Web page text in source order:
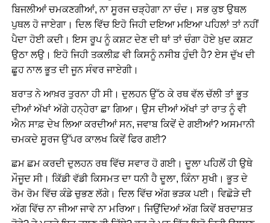
ਬਿਜਲੀਆਂ ਚਮਕਣਗੀਆਂ, ਨਾ ਸੂਰਜ ਚੜ੍ਹੇਗਾ ਨਾ ਚੰਦ। ਸਭ ਕੁਝ ਉਥਲ
ਪੁਥਲ ਹੋ ਜਾਏਗਾ। ਦਿਲ ਵਿੱਚ ਇਹੋ ਜਿਹੀ ਦਇਆ ਮਇਆ ਪਹਿਲਾਂ ਤਾਂ ਨਹੀਂ
ਪੈਦਾ ਹੋਈ ਕਦੀ। ਇਸ ਰੂਪ ਨੂੰ ਕਸ਼ਟ ਦੇਣ ਦੀ ਥਾਂ ਤਾਂ ਚੰਗਾ ਹੋਏ ਖ਼ੁਦ ਕਸ਼ਟ
ਉਠਾ ਲਉ। ਇਹੋ ਜਿਹੀ ਤਕਲੀਫ਼ ਵੀ ਕਿਸਨੂੰ ਨਸੀਬ ਹੁੰਦੀ ਹੈ? ਏਸ ਦੁੱਖ ਦੀ
ਛੂਹ ਨਾਲ ਭੂਤ ਦੀ ਜੂਨ ਸੰਵਰ ਜਾਏਗੀ।
ਬਰਾਤ ਨੇ ਆਖ਼ਰ ਤੁਰਨਾ ਹੀ ਸੀ। ਦੁਲਹਨ ਉੱਠ ਕੇ ਰਥ ਵੱਲ ਚੱਲੀ ਤਾਂ ਭੂਤ
ਦੀਆਂ ਅੱਖਾਂ ਅੱਗੇ ਹਨ੍ਹੇਰਾ ਛਾ ਗਿਆ। ਉਸ ਦੀਆਂ ਅੱਖਾਂ ਤਾਂ ਰਾਤ ਨੂੰ ਵੀ
ਐਨ ਸਾਫ਼ ਦੇਖ ਲਿਆ ਕਰਦੀਆਂ ਸਨ, ਜਵਾਬ ਕਿਵੇਂ ਦੇ ਗਈਆਂ? ਅਸਮਾਨੀ
ਚਮਕਦੇ ਸੂਰਜ ਉੱਪਰ ਕਾਲਖ ਕਿਵੇਂ ਫਿਰ ਗਈ?
ਛਮ ਛਮ ਕਰਦੀ ਦੁਲਹਨ ਰਥ ਵਿੱਚ ਸਵਾਰ ਹੋ ਗਈ। ਦੂਲਾ ਪਹਿਲੋਂ ਹੀ ਉਥੇ
ਮੌਜੂਦ ਸੀ। ਕਿੱਡੀ ਵੱਡੀ ਕਿਸਮਤ ਦਾ ਧਨੀ ਹੈ ਦੂਲਾ, ਕਿੰਨਾ ਸੁਖੀ। ਭੂਤ ਦੇ
ਰੋਮ ਰੋਮ ਵਿੱਚ ਕੰਡੇ ਚੁਭਣ ਲੱਗੇ। ਦਿਲ ਵਿੱਚ ਅੱਗ ਭੜਕ ਪਈ। ਵਿਛੋੜੇ ਦੀ
ਅੱਗ ਵਿੱਚ ਨਾ ਜੀਆ ਜਾਵੇ ਨਾ ਮਰਿਆ। ਜਿਉਂਦਿਆਂ ਅੱਗ ਕਿਵੇਂ ਬਰਦਾਸ਼ਤ